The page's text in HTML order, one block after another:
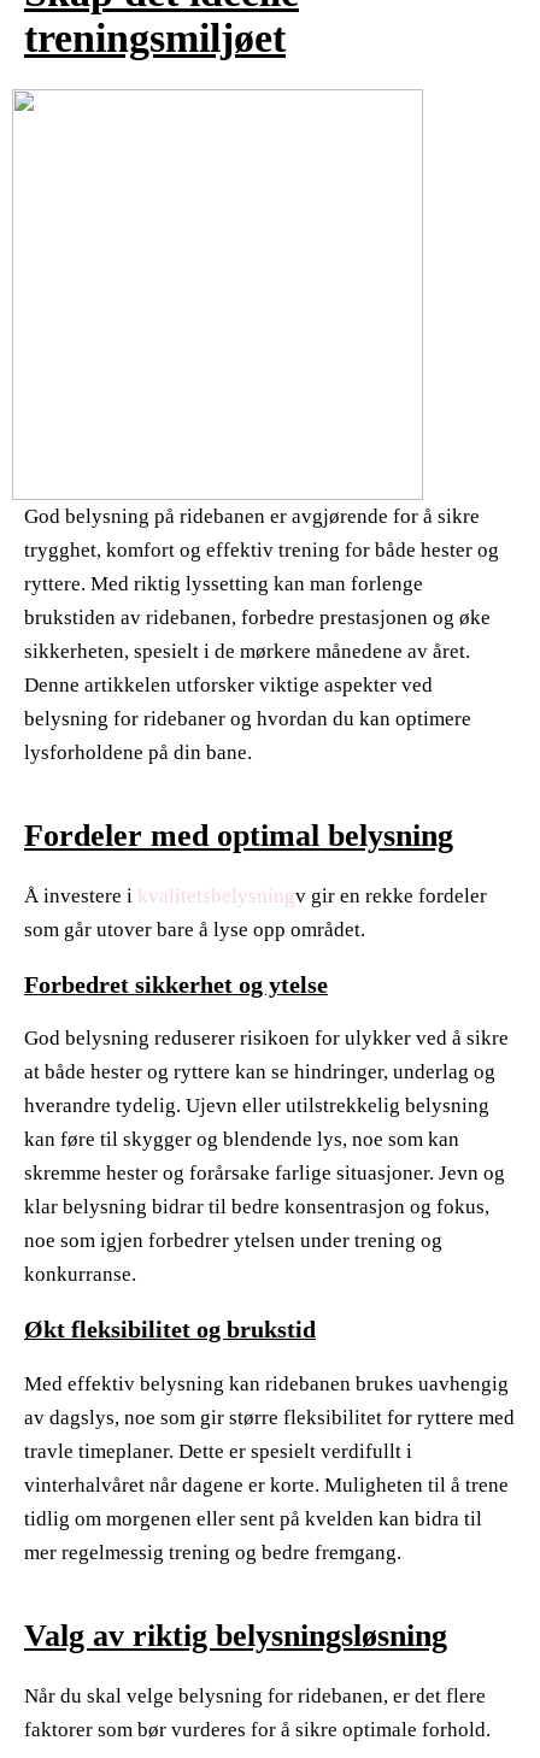
treningsmiljøet
God belysning på ridebanen er avgjørende for å sikre
trygghet, komfort og effektiv trening for både hester og
ryttere. Med riktig lyssetting kan man forlenge
brukstiden av ridebanen, forbedre prestasjonen og øke
sikkerheten, spesielt i de mørkere månedene av året.
Denne artikkelen utforsker viktige aspekter ved
belysning for ridebaner og hvordan du kan optimere
lysforholdene på din bane.
Fordeler med optimal belysning
Å investere i kvalitetsbelysningv gir en rekke fordeler
som går utover bare å lyse opp området.
Forbedret sikkerhet og ytelse
God belysning reduserer risikoen for ulykker ved å sikre
at både hester og ryttere kan se hindringer, underlag og
hverandre tydelig. Ujevn eller utilstrekkelig belysning
kan føre til skygger og blendende lys, noe som kan
skremme hester og forårsake farlige situasjoner. Jevn og
klar belysning bidrar til bedre konsentrasjon og fokus,
noe som igjen forbedrer ytelsen under trening og
konkurranse.
Økt fleksibilitet og brukstid
Med effektiv belysning kan ridebanen brukes uavhengig
av dagslys, noe som gir større fleksibilitet for ryttere med
travle timeplaner. Dette er spesielt verdifullt i
vinterhalvåret når dagene er korte. Muligheten til å trene
tidlig om morgenen eller sent på kvelden kan bidra til
mer regelmessig trening og bedre fremgang.
Valg av riktig belysningsløsning
Når du skal velge belysning for ridebanen, er det flere
faktorer som bør vurderes for å sikre optimale forhold.